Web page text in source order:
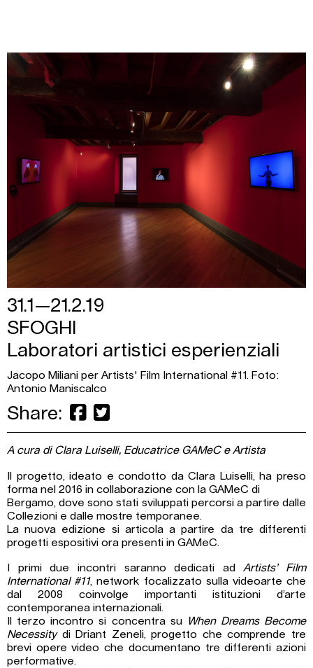
31.1—21.2.19
SFOGHI
Laboratori artistici esperienziali
Jacopo Miliani per Artists' Film International #11. Foto:
Antonio Maniscalco
Share:
A cura di Clara Luiselli, Educatrice GAMeC e Artista
Il progetto, ideato e condotto da Clara Luiselli, ha preso
forma nel 2016 in collaborazione con la GAMeC di
Bergamo, dove sono stati sviluppati percorsi a partire dalle
Collezioni e dalle mostre temporanee.
La nuova edizione si articola a partire da tre differenti
progetti espositivi ora presenti in GAMeC.
I primi due incontri saranno dedicati adArtists’ Film
International #11, network focalizzato sulla videoarte che
dal 2008 coinvolge importanti istituzioni d’arte
contemporanea internazionali.
Il terzo incontro si concentra su
When Dreams Become
Necessitydi Driant Zeneli, progetto che comprende tre
brevi opere video che documentano tre differenti azioni
performative.